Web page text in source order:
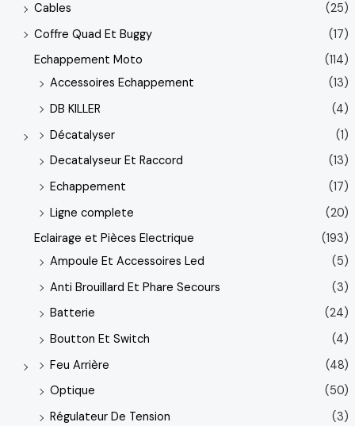
Cables
(25)
Coffre Quad Et Buggy
(17)
Echappement Moto
(114)
Accessoires Echappement
(13)
DB KILLER
(4)
Décatalyser
(1)
Decatalyseur Et Raccord
(13)
Echappement
(17)
Ligne complete
(20)
Eclairage et Pièces Electrique
(193)
Ampoule Et Accessoires Led
(5)
Anti Brouillard Et Phare Secours
(3)
Batterie
(24)
Boutton Et Switch
(4)
Feu Arrière
(48)
Optique
(50)
Régulateur De Tension
(3)